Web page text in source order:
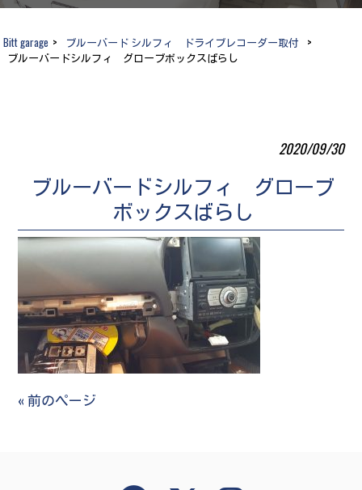
Bitt garage > ブルーバード シルフィ ドライブレコーダー取付 >
ブルーバードシルフィ グローブボックスばらし
2020/09/30
ブルーバードシルフィ グローブ
ボックスばらし
« 前のページ